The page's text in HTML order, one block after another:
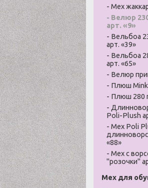
- Мех
- Велюр
арт. «9»
- Вельбоа
арт. «39»
- Вельбоа
арт. «65»
- Велюр
- Плюш
- Плюш 280
-
Poli-Plush
- Мех Poli
«88»
- Мех с
"розочки"
Мех для